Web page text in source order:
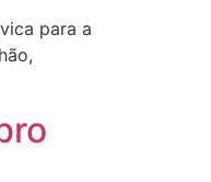
para a